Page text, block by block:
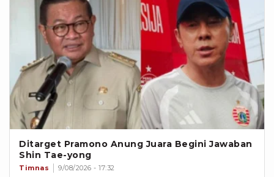
Ditarget Pramono Anung Juara Begini Jawaban
Shin Tae-yong
Timnas 9/08/2026 - 17:32